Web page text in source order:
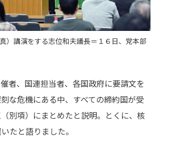
真）講演をする志位和夫議長＝１６日、党本部
者、国連担当者、各国政府に要請文を
な危機にある中、すべての締約国が受
別項）にまとめたと説明。とくに、核
たと語りました。